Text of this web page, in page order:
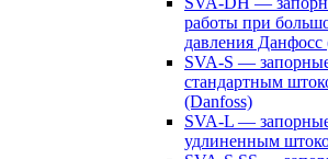
работы при
давления Данфосс
SVA-S —
стандартным
(Danfoss)
SVA-L —
удлиненным